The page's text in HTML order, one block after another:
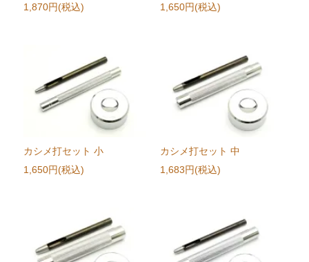
1,870円(税込)
1,650円(税込)
カシメ打セット 小
1,650円(税込)
カシメ打セット 中
1,683円(税込)